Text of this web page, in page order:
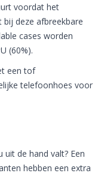
voordat het
deze afbreekbare
cases worden
(60%).
een tof
telefoonhoes voor
de hand valt? Een
hebben een extra